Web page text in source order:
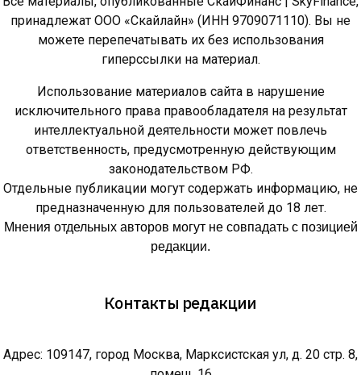
принадлежат ООО «Скайлайн» (ИНН 9709071110). Вы не
можете перепечатывать их без использования
гиперссылки на материал.
Использование материалов сайта в нарушение
исключительного права правообладателя на результат
интеллектуальной деятельности может повлечь
ответственность, предусмотренную действующим
законодательством РФ.
Отдельные публикации могут содержать информацию, не
предназначенную для пользователей до 18 лет.
Мнения отдельных авторов могут не совпадать с позицией
редакции.
Контакты редакции
Адрес: 109147, город Москва, Марксистская ул, д. 20 стр. 8,